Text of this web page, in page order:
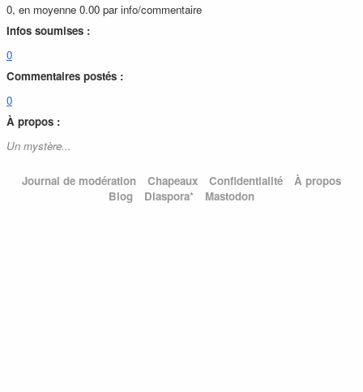
0, en moyenne 0.00 par info/commentaire
Infos soumises :
0
Commentaires postés :
0
À propos :
Un mystère...
Journal de modération Chapeaux Confidentialité
À propos
Blog
Diaspora* Mastodon